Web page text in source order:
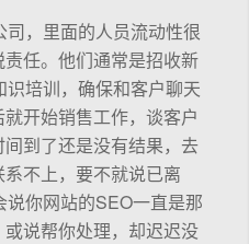
，里面的人员流动性很
任。他们通常是招收新
培训，确保和客户聊天
开始销售工作，谈客户
到了还是没有结果，去
不上，要不就说已离
你网站的SEO一直是那
说帮你处理，却迟迟没